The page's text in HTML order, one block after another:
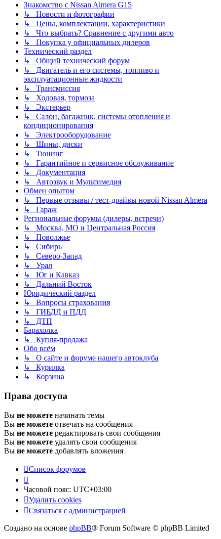
Знакомство с Nissan Almera G15
↳ Новости и фотографии
↳ Цены, комплектации, характеристики
↳ Что выбрать? Сравнение с другими авто
↳ Покупка у официальных дилеров
Технический раздел
↳ Общий технический форум
↳ Двигатель и его системы, топливо и
эксплуатационные жидкости
↳ Трансмиссия
↳ Ходовая, тормоза
↳ Экстерьер
↳ Салон, багажник, системы отопления и
кондиционирования
↳ Электрооборудование
↳ Шины, диски
↳ Тюнинг
↳ Гарантийное и сервисное обслуживание
↳ Документация
↳ Автозвук и Мультимедия
Обмен опытом
↳ Первые отзывы / тест-драйвы новой Nissan Almera
↳ Гараж
Региональные форумы (дилеры, встречи)
↳ Москва, МО и Центральная Россия
↳ Поволжье
↳ Сибирь
↳ Северо-Запад
↳ Урал
↳ Юг и Кавказ
↳ Дальний Восток
Юридический раздел
↳ Вопросы страхования
↳ ГИБДД и ПДД
↳ ДТП
Барахолка
↳ Купля-продажа
Обо всём
↳ О сайте и форуме нашего автоклуба
↳ Курилка
↳ Корзина
Права доступа
Вы не можете начинать темы
Вы не можете отвечать на сообщения
Вы не можете редактировать свои сообщения
Вы не можете удалять свои сообщения
Вы не можете добавлять вложения
Список форумов
Часовой пояс: UTC+03:00
Удалить cookies
Связаться с администрацией
Создано на основе phpBB® Forum Software © phpBB Limited